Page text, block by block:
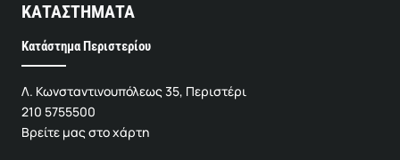
ΚΑΤΑΣΤΗΜΑΤΑ
Κατάστημα Περιστερίου
Λ. Κωνσταντινουπόλεως 35, Περιστέρι
210 5755500
Βρείτε μας στο χάρτη